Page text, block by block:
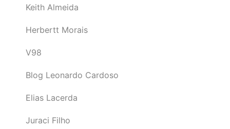
Keith Almeida
Herbertt Morais
V98
Blog Leonardo Cardoso
Elias Lacerda
Juraci Filho